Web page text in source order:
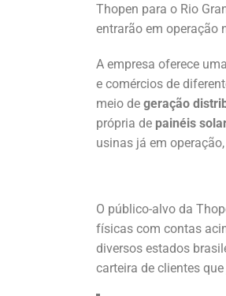
Thopen para o Rio
entrarão em operação
A empresa oferece
e comércios de
meio de geração
própria de painéis
usinas já em
O público-alvo da
físicas com contas
diversos estados
carteira de clientes